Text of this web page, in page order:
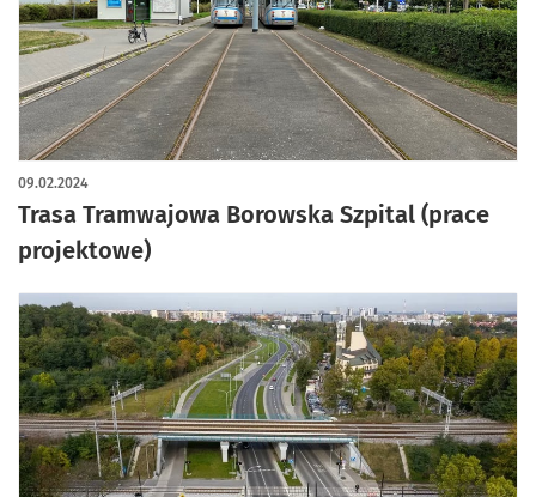
Trasa Tramwajowa Borowska Szpital (prace
projektowe)
09.02.2024